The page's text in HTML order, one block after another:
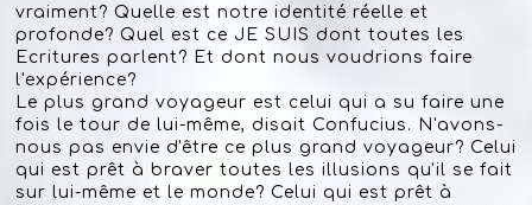
vraiment? Quelle est notre identité réelle et
profonde? Quel est ce JE SUIS dont toutes les
Ecritures parlent? Et dont nous voudrions faire
l'expérience?
Le plus grand voyageur est celui qui a su faire une
fois le tour de lui-même, disait Confucius. N'avons-
nous pas envie d'être ce plus grand voyageur? Celui
qui est prêt à braver toutes les illusions qu'il se fait
sur lui-même et le monde? Celui qui est prêt à